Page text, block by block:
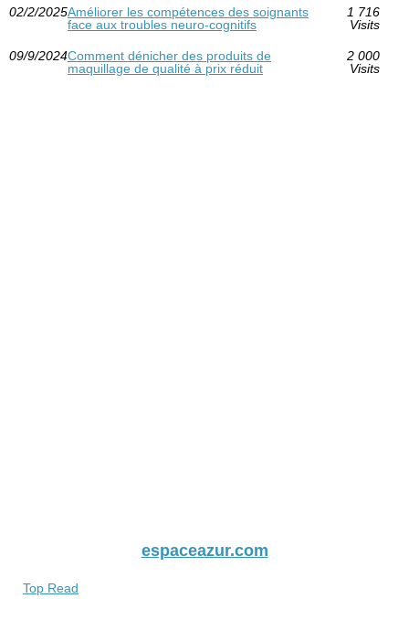
02/2/2025Améliorer les compétences des soignants
face aux troubles neuro-cognitifs
1 716
Visits
09/9/2024Comment dénicher des produits de
maquillage de qualité à prix réduit
2 000
Visits
espaceazur.com
Top Read